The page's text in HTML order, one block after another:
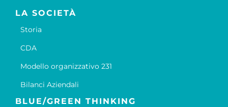
LA SOCIETÀ
Storia
CDA
Modello organizzativo 231
Bilanci Aziendali
BLUE/GREEN THINKING